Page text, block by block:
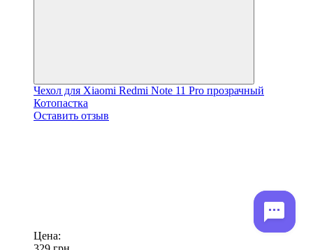
Чехол для Xiaomi Redmi Note 11 Pro прозрачный
Котопастка
Оставить отзыв
Цена: